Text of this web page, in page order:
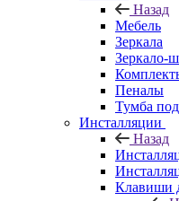
Назад
Мебель
Зеркала
Зеркало-
Пеналы
Тумба
Инсталляции
Назад
Клавиши